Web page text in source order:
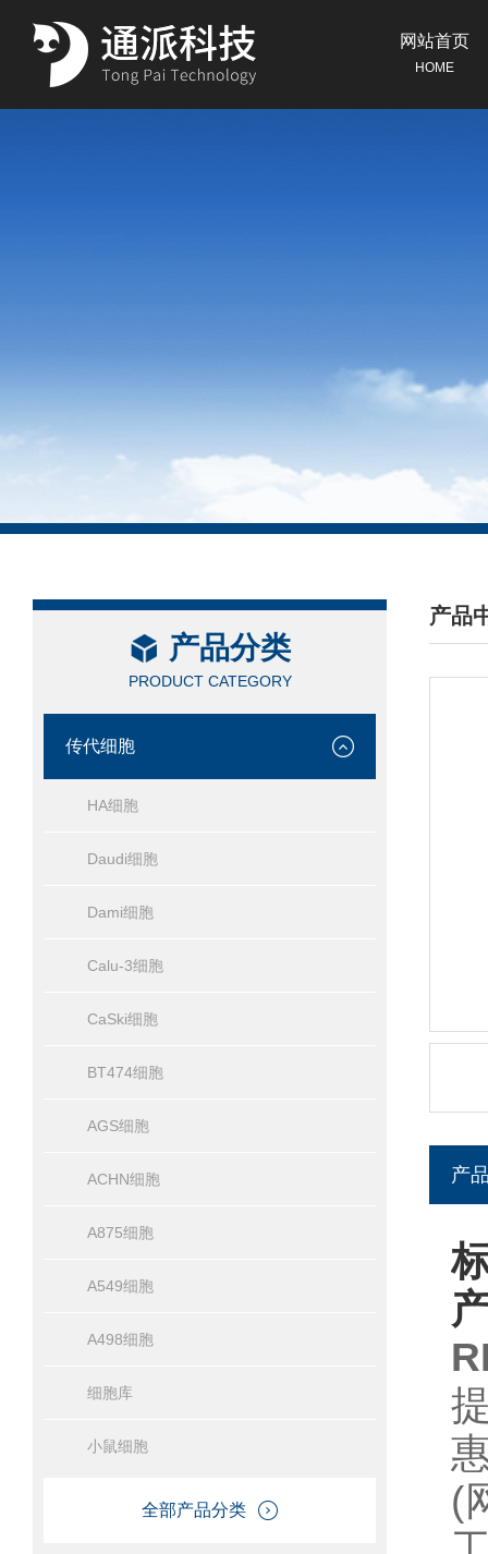
网站首页
HOME
产品分类
PRODUCT CATEGORY
传代细胞
HA细胞
Daudi细胞
Dami细胞
Calu-3细胞
CaSki细胞
BT474细胞
AGS细胞
ACHN细胞
A875细胞
A549细胞
A498细胞
细胞库
小鼠细胞
全部产品分类
产品
/
产
(